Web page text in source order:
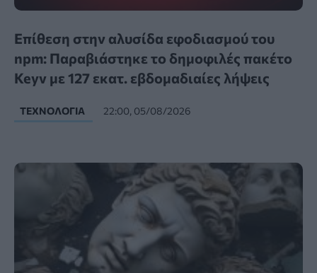
Επίθεση στην αλυσίδα εφοδιασμού του
npm: Παραβιάστηκε το δημοφιλές πακέτο
Keyv με 127 εκατ. εβδομαδιαίες λήψεις
ΤΕΧΝΟΛΟΓΊΑ 22:00, 05/08/2026